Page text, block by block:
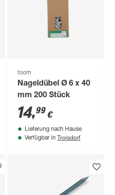
toom
Nageldübel Ø 6 x 40
mm 200 Stück
14,99 €
Lieferung nach Hause
Verfügbar in Troisdorf